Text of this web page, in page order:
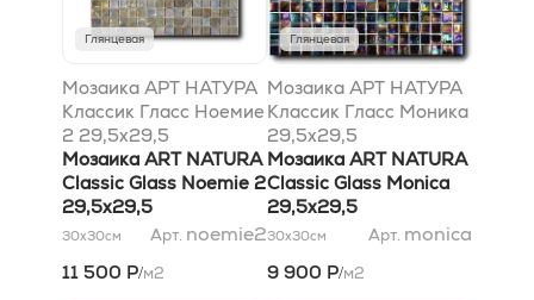
Глянцевая
Мозаика АРТ НАТУРА
Классик Гласс Ноемие
2 29,5x29,5
Мозаика ART NATURA
Classic Glass Noemie 2
29,5x29,5
30x30см Арт. noemie2
11 500 Р/м2
Глянцевая
Мозаика АРТ НАТУРА
Классик Гласс Моника
29,5x29,5
Мозаика ART NATURA
Classic Glass Monica
29,5x29,5
30x30см Арт. monica
9 900 Р/м2